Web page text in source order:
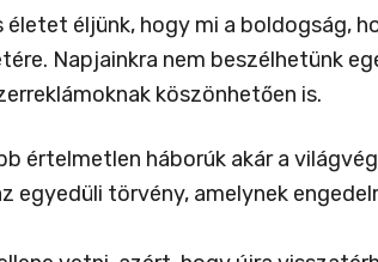
éljünk, hogy mi a boldogság,
Napjainkra nem beszélhetünk
köszönhetően is.
értelmetlen háborúk akár a
törvény, amelynek